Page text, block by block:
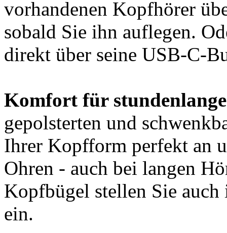
vorhandenen Kopfhörer
sobald Sie ihn auflegen.
direkt über seine USB-C-
Komfort für
gepolsterten und
Ihrer Kopfform perfekt an
Ohren - auch bei langen
Kopfbügel stellen Sie
ein.